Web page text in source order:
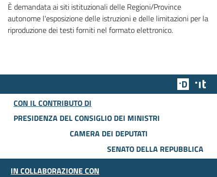
È demandata ai siti istituzionali delle Regioni/Province
autonome l'esposizione delle istruzioni e delle limitazioni per la
riproduzione dei testi forniti nel formato elettronico.
Team
CON IL CONTRIBUTO DI
PRESIDENZA DEL CONSIGLIO DEI MINISTRI
CAMERA DEI DEPUTATI
SENATO DELLA REPUBBLICA
IN COLLABORAZIONE CON